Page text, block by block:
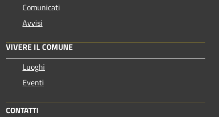
Comunicati
Avvisi
VIVERE IL COMUNE
Luoghi
Eventi
CONTATTI